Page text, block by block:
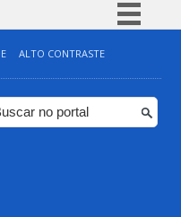
Simplifique!
Comunica BR
Participe
ALTO CONTRASTE